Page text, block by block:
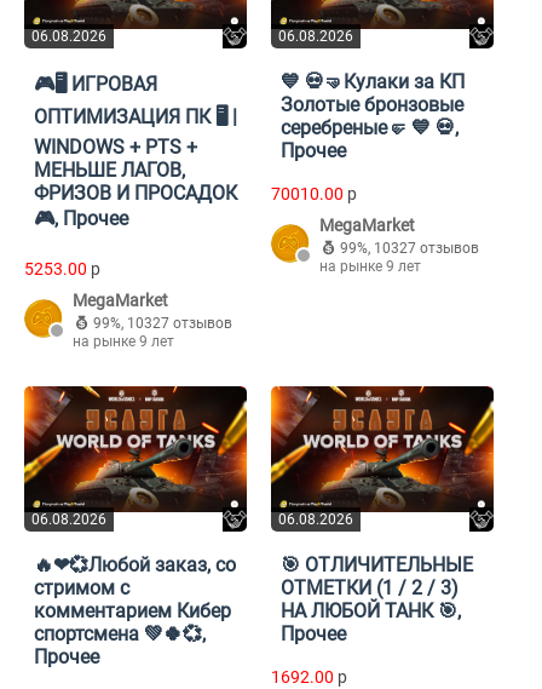
06.08.2026
🎮🖥️ ИГРОВАЯ
ОПТИМИЗАЦИЯ ПК 🖥️ |
WINDOWS + PTS +
МЕНЬШЕ ЛАГОВ,
ФРИЗОВ И ПРОСАДОК
🎮, Прочее
5253.00 p
MegaMarket
99%, 10327 отзывов
на рынке 9 лет
06.08.2026
💙 💀🤜Кулаки за КП
Золотые бронзовые
серебреные🤛 💙 💀,
Прочее
70010.00 p
MegaMarket
99%, 10327 отзывов
на рынке 9 лет
06.08.2026
🔥❤💞Любой заказ, со
стримом с
комментарием Кибер
спортсмена 💚🍀💞,
Прочее
06.08.2026
🎯 ОТЛИЧИТЕЛЬНЫЕ
ОТМЕТКИ (1 / 2 / 3)
НА ЛЮБОЙ ТАНК 🎯,
Прочее
1692.00 p